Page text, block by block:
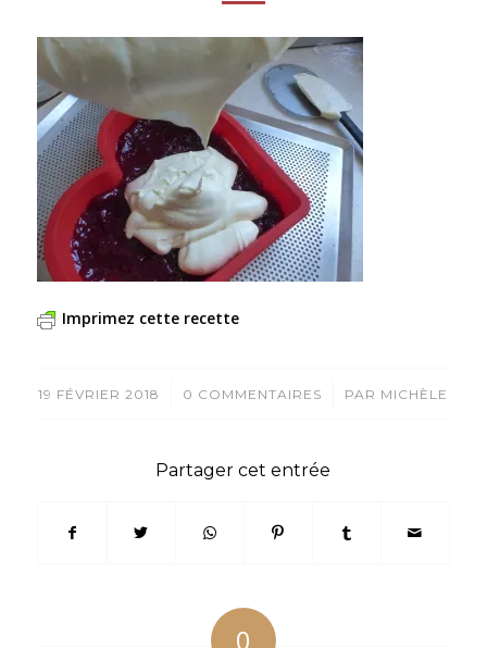
Imprimez cette recette
19 FÉVRIER 2018
/ 0 COMMENTAIRES
/ PAR MICHÈLE
Partager cet entrée
0